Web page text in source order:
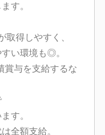
す。
得しやすく、
い環境も◎。
賞与を支給するな
す。
全額支給。